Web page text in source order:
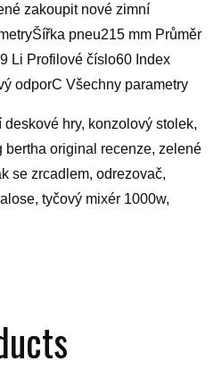
zakoupit nové zimní
pneu215 mm Průměr
Li Profilové číslo60 Index
odporC Všechny parametry
hry, konzolový stolek,
bertha original recenze, zelené
se zrcadlem, odrezovač,
tyčový mixér 1000w,